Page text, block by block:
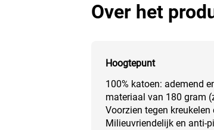
Over het
Hoogtepunt
100% katoen: ademend
materiaal van 180 gram
Voorzien tegen
Milieuvriendelijk en anti-